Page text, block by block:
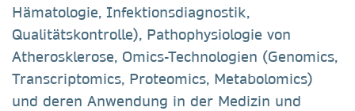
Hämatologie, Infektionsdiagnostik,
Qualitätskontrolle), Pathophysiologie von
Atherosklerose, Omics-Technologien (Genomics,
Transcriptomics, Proteomics, Metabolomics)
und deren Anwendung in der Medizin und